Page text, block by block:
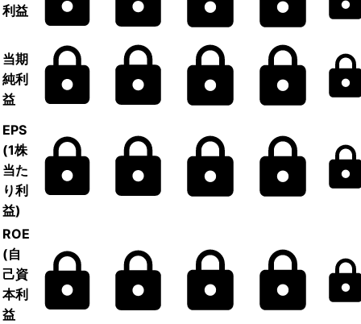
利益
当期
純利
益
EPS
(1株
当た
り利
益)
ROE
(自
己資
本利
益